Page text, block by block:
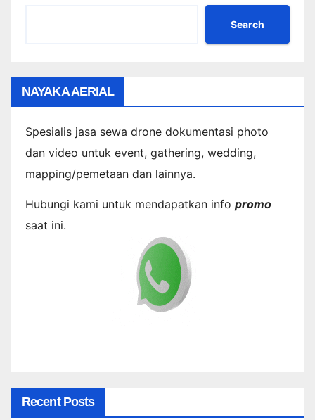
Search
NAYAKA AERIAL
Spesialis jasa sewa drone dokumentasi photo
dan video untuk event, gathering, wedding,
mapping/pemetaan dan lainnya.
Hubungi kami untuk mendapatkan info promo
saat ini.
Recent Posts